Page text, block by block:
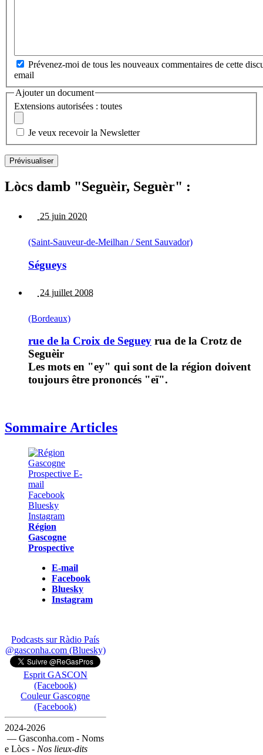
Prévenez-moi de tous les nouveaux commentaires de cette
email
Ajouter un document
Extensions autorisées : toutes
Je veux recevoir la Newsletter
Lòcs damb "Seguèir, Seguèr" :
25 juin 2020
(Saint-Sauveur-de-Meilhan / Sent Sauvador)
Ségueys
24 juillet 2008
(Bordeaux)
rue de la Croix de Seguey rua de la Crotz de
Seguèir
Les mots en "ey" qui sont de la région doivent
toujours être prononcés "eï".
Sommaire Articles
Région
Gascogne
Prospective
E-mail
Facebook
Bluesky
Instagram
Podcasts sur Ràdio País
@gasconha.com (Bluesky)
Esprit GASCON
(Facebook)
Couleur Gascogne
(Facebook)
2024-2026
— Gasconha.com - Noms
e Lòcs - Nos lieux-dits